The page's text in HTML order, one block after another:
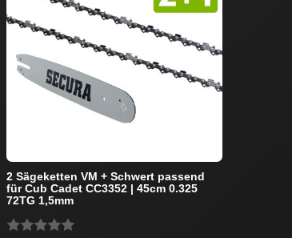
2 Sägeketten VM + Schwert passend
für Cub Cadet CC3352 | 45cm 0.325
72TG 1,5mm